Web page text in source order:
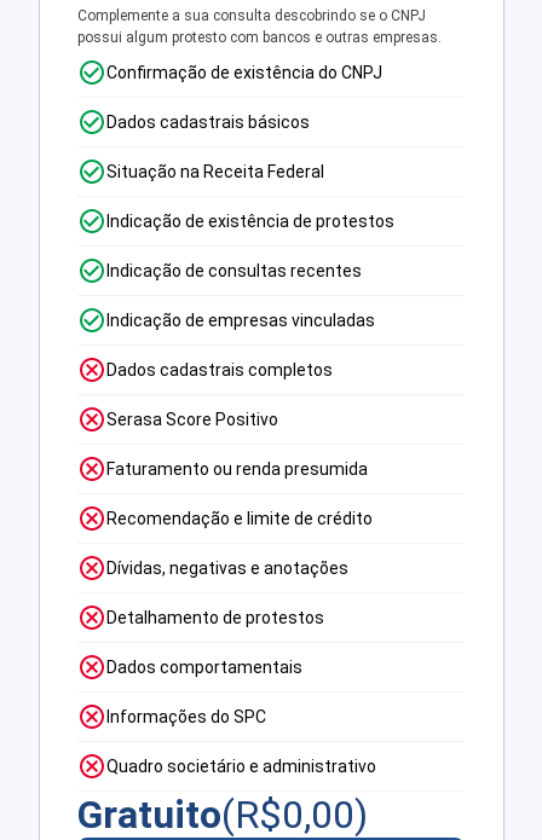
Complemente a sua consulta descobrindo se o CNPJ
possui algum protesto com bancos e outras empresas.
Confirmação de existência do CNPJ
Dados cadastrais básicos
Situação na Receita Federal
Indicação de existência de protestos
Indicação de consultas recentes
Indicação de empresas vinculadas
Dados cadastrais completos
Serasa Score Positivo
Faturamento ou renda presumida
Recomendação e limite de crédito
Dívidas, negativas e anotações
Detalhamento de protestos
Dados comportamentais
Informações do SPC
Quadro societário e administrativo
Gratuito(R$0,00)